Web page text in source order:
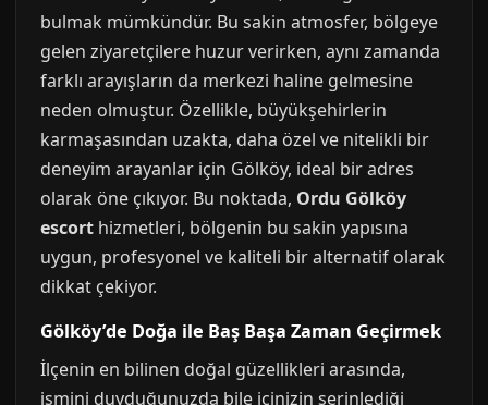
bulmak mümkündür. Bu sakin atmosfer, bölgeye
gelen ziyaretçilere huzur verirken, aynı zamanda
farklı arayışların da merkezi haline gelmesine
neden olmuştur. Özellikle, büyükşehirlerin
karmaşasından uzakta, daha özel ve nitelikli bir
deneyim arayanlar için Gölköy, ideal bir adres
olarak öne çıkıyor. Bu noktada, Ordu Gölköy
escort hizmetleri, bölgenin bu sakin yapısına
uygun, profesyonel ve kaliteli bir alternatif olarak
dikkat çekiyor.
Gölköy’de Doğa ile Baş Başa Zaman Geçirmek
İlçenin en bilinen doğal güzellikleri arasında,
ismini duyduğunuzda bile içinizin serinlediği